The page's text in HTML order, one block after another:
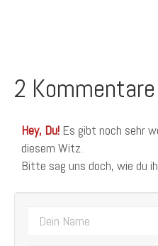
2 Kommentare
Hey, Du! Es gibt noch sehr
diesem Witz.
Bitte sag uns doch, wie du